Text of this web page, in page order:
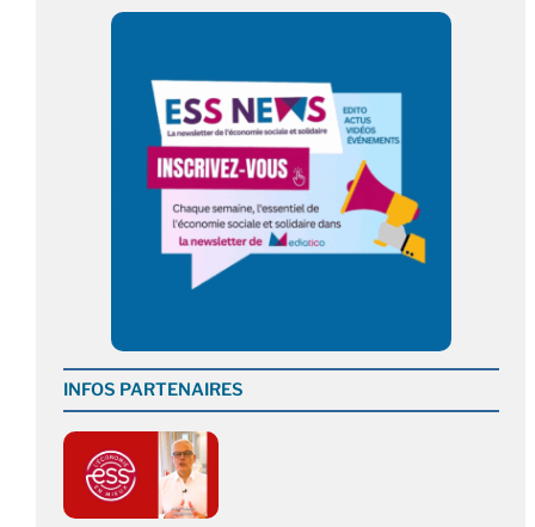
INFOS PARTENAIRES